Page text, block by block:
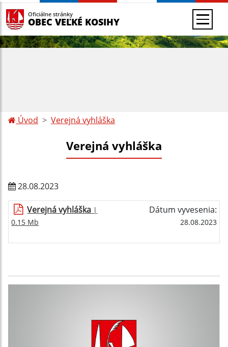
Oficiálne stránky
OBEC VEĽKÉ KOSIHY
Úvod Verejná vyhláška
Verejná vyhláška
28.08.2023
Verejná vyhláška |
0.15 Mb
Dátum vyvesenia:
28.08.2023